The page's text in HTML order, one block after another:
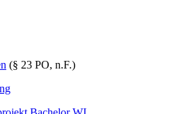
(§ 23 PO, n.F.)